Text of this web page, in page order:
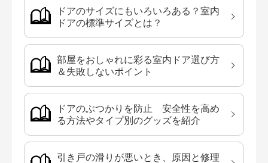
ドアのサイズにもいろいろある？室内
ドアの標準サイズとは？
部屋をおしゃれに彩る室内ドア選び方
＆失敗しないポイント
ドアのぶつかりを防止 安全性を高め
る方法やタイプ別のグッズを紹介
引き戸の滑りが悪いとき、原因と修理